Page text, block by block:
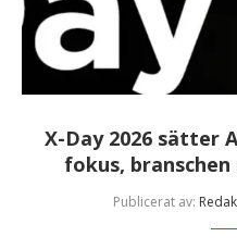
X-Day 2026 sätter
fokus,
Publicerat av: